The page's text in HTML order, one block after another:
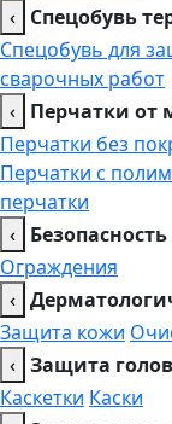
‹ Спецобувь
Спецобувь для
сварочных работ
‹ Перчатки от
Перчатки без
Перчатки с
перчатки
‹
Ограждения
‹
Защита кожи
‹ Защита
Каскетки Каски